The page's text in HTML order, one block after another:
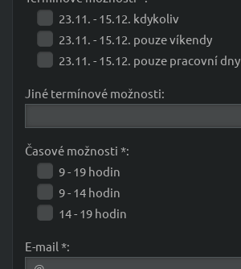
23.11. - 15.12. kdykoliv
23.11. - 15.12. pouze víkendy
23.11. - 15.12. pouze pracovní dny
Jiné termínové možnosti:
Časové možnosti *:
9 - 19 hodin
9 - 14 hodin
14 - 19 hodin
E-mail *: